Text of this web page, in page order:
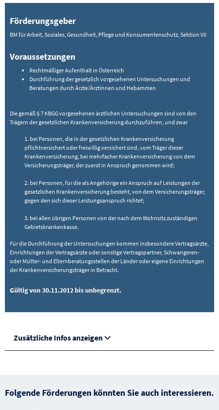
Förderungsgeber
BM für Arbeit, Soziales, Gesundheit, Pflege und Konsumentenschutz, Sektion VII
Voraussetzungen
Rechtmäßiger Aufenthalt in Österreich
Durchführung der gesetzlich vorgesehenen Untersuchungen und
Beratungen durch Ärzte/Ärztinnen und Hebammen
Die gemäß § 7 KBGG vorgesehenen ärztlichen Untersuchungen sind von den
Trägern der gesetzlichen Krankenversicherung durchzuführen, und zwar
1. bei Personen, die in der gesetzlichen Krankenversicherung
pflichtversichert oder freiwillig versichert sind, vom Träger dieser
Krankenversicherung, bei mehrfacher Krankenversicherung von dem
Versicherungsträger, der zuerst in Anspruch genommen wird;
2. bei Personen, für die als Angehörige ein Anspruch auf Leistungen der
gesetzlichen Krankenversicherung besteht, von dem Versicherungsträger,
gegen den sich dieser Leistungsanspruch richtet;
3. bei allen übrigen Personen von der nach dem Wohnsitz zuständigen
Gebietskrankenkasse.
Für die Durchführung der Untersuchungen kommen insbesondere Vertragsärzte,
Einrichtungen der Vertragsärzte oder sonstige Vertragspartner, Schwangeren-
oder Mütter- und Elternberatungsstellen der Länder oder eigene Einrichtungen
der Krankenversicherungsträger in Betracht.
Gültig von 30.11.2012 bis unbegrenzt.
Zusätzliche Infos anzeigen
Folgende Förderungen könnten Sie auch interessieren.